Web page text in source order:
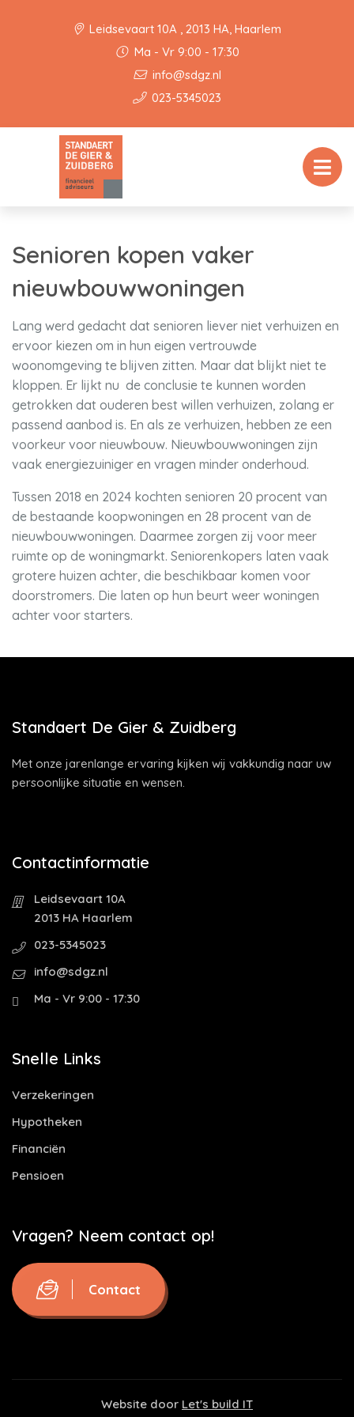
Leidsevaart 10A , 2013 HA, Haarlem
Ma - Vr 9:00 - 17:30
info@sdgz.nl
023-5345023
Senioren kopen vaker
nieuwbouwwoningen
Lang werd gedacht dat senioren liever niet verhuizen en
ervoor kiezen om in hun eigen vertrouwde
woonomgeving te blijven zitten. Maar dat blijkt niet te
kloppen. Er lijkt nu de conclusie te kunnen worden
getrokken dat ouderen best willen verhuizen, zolang er
passend aanbod is. En als ze verhuizen, hebben ze een
voorkeur voor nieuwbouw. Nieuwbouwwoningen zijn
vaak energiezuiniger en vragen minder onderhoud.
Tussen 2018 en 2024 kochten senioren 20 procent van
de bestaande koopwoningen en 28 procent van de
nieuwbouwwoningen. Daarmee zorgen zij voor meer
ruimte op de woningmarkt. Seniorenkopers laten vaak
grotere huizen achter, die beschikbaar komen voor
doorstromers. Die laten op hun beurt weer woningen
achter voor starters.
Standaert De Gier & Zuidberg
Met onze jarenlange ervaring kijken wij vakkundig naar uw
persoonlijke situatie en wensen.
Contactinformatie
Leidsevaart 10A
2013 HA Haarlem
023-5345023
info@sdgz.nl
Ma - Vr 9:00 - 17:30
Snelle Links
Verzekeringen
Hypotheken
Financiën
Pensioen
Vragen? Neem contact op!
Contact
Website door Let's build IT